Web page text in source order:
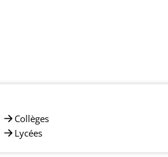
Collèges
Lycées